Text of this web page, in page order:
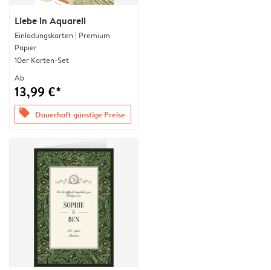
Liebe in Aquarell
Einladungskarten | Premium
Papier
10er Karten-Set
Ab
13,99 €*
offers Dauerhaft günstige Preise